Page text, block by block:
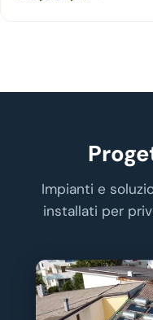
Impianti e
installati per